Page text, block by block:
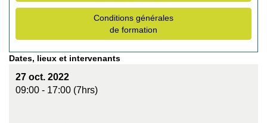
Conditions générales
de formation
Dates, lieux et intervenants
27 oct. 2022
09:00 - 17:00 (7hrs)